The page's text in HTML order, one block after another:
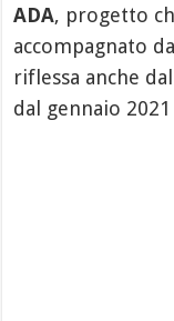
ADA, progetto
accompagnato
riflessa anche
dal gennaio